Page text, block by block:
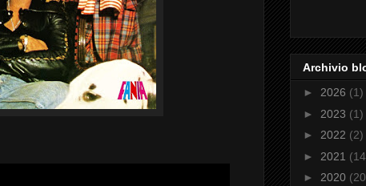
Archivio
► 2026 (1)
► 2023 (1)
► 2022 (2)
► 2021
► 2020